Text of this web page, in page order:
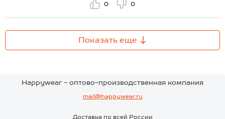
0 0
Показать еще
Happywear - оптово-производственная компания
mail@happywear.ru
Доставка по всей России